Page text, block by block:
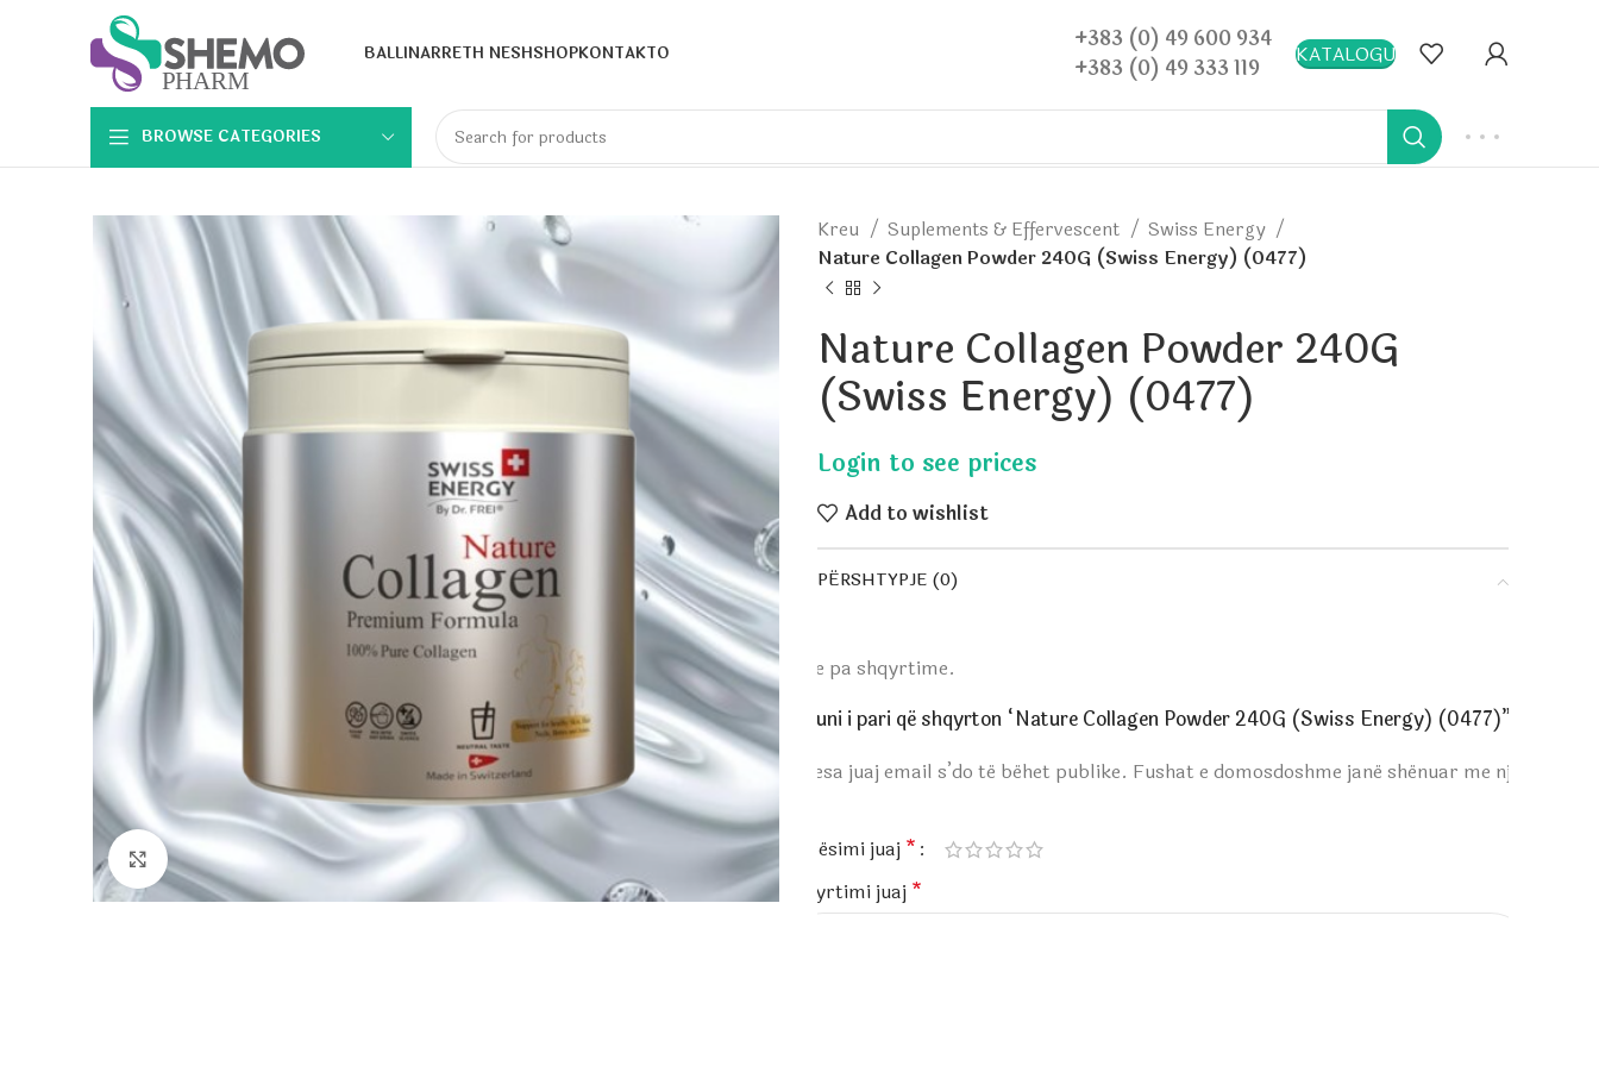
BALLINARRETH NESHSHOPKONTAKTO
+383 (0) 49 600 934
+383 (0) 49 333 119
KATALOGU
BROWSE CATEGORIES
Click to enlarge
Kreu Suplements & Effervescent
Swiss Energy
Nature Collagen Powder 240G (Swiss Energy) (0477)
Nature Collagen Powder 240G
(Swiss Energy) (0477)
Add to wishlist
PËRSHTYPJE (0)
Ende pa shqyrtime.
Bëhuni i pari që shqyrton “Nature Collagen Powder 240G (Swiss Energy) (0477)”
Adresa juaj email s’do të bëhet publike. Fushat e domosdoshme janë shënuar me një
Vlerësimi juaj *
Shqyrtimi juaj *